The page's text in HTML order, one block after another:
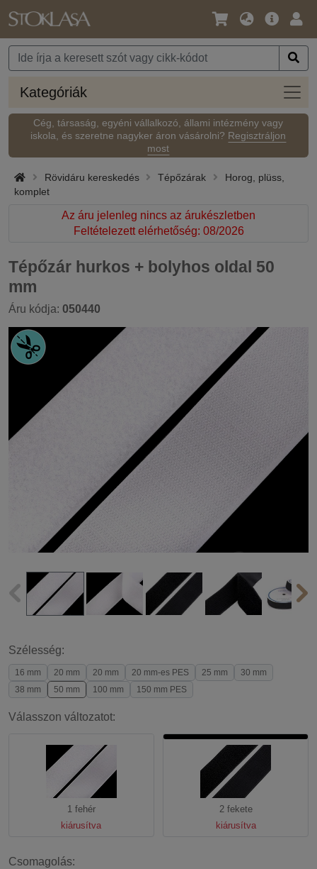
Nyelv
Pénznem
Fő
Kategóriák
Cég, társaság, egyéni vállalkozó, állami intézmény vagy
iskola, és szeretne nagyker áron vásárolni? Regisztráljon
most
Rövidáru kereskedés Tépőzárak
Horog, plüss,
komplet
Az áru jelenleg nincs az árukészletben
Feltételezett elérhetőség: 08/2026
Tépőzár hurkos + bolyhos oldal 50
mm
Áru kódja: 050440
Szélesség:
16 mm 20 mm 20 mm 20 mm-es PES 25 mm
30 mm
38 mm
50 mm 100 mm 150 mm PES
Válasszon változatot:
1 fehér
kiárusítva
2 fekete
kiárusítva
Csomagolás: